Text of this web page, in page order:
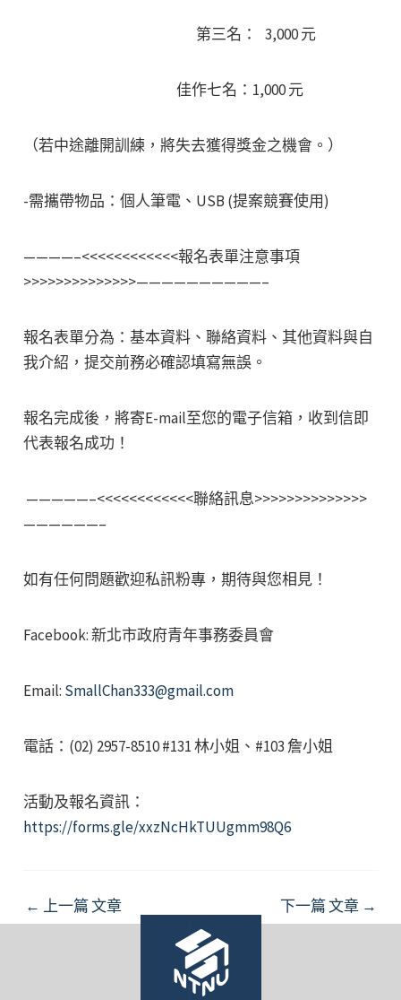
第三名： 3,000 元
佳作七名：1,000 元
（若中途離開訓練，將失去獲得獎金之機會。）
-需攜帶物品：個人筆電、USB (提案競賽使用)
————–<<<<<<<<<<<<報名表單注意事項
>>>>>>>>>>>>>>——————————–
報名表單分為：基本資料、聯絡資料、其他資料與自
我介紹，提交前務必確認填寫無誤。
報名完成後，將寄E-mail至您的電子信箱，收到信即
代表報名成功！
—————–<<<<<<<<<<<<聯絡訊息>>>>>>>>>>>>>>
——————–
如有任何問題歡迎私訊粉專，期待與您相見！
Facebook: 新北市政府青年事務委員會
Email: SmallChan333@gmail.com
電話：(02) 2957-8510 #131 林小姐、#103 詹小姐
活動及報名資訊：
https://forms.gle/xxzNcHkTUUgmm98Q6
Post
navigation
← 上一篇 文章 下一篇 文章 →